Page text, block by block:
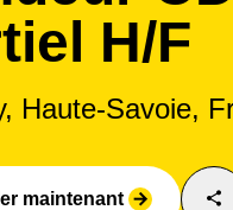
H/F
Haute-Savoie,
maintenant arrow_forward share